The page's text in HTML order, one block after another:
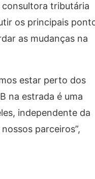
tributária
os principais
as mudanças na
estar perto dos
na estrada é uma
independente da
parceiros”,